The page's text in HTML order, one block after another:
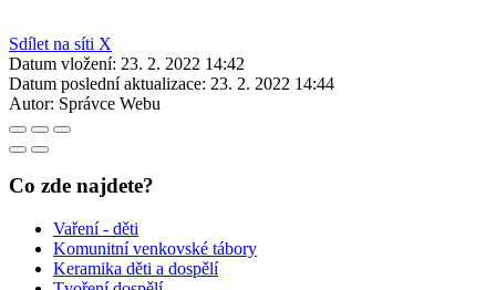
Sdílet na síti X
Datum vložení: 23. 2. 2022 14:42
Datum poslední aktualizace: 23. 2. 2022 14:44
Autor: Správce Webu
Co zde najdete?
Vaření - děti
Komunitní venkovské tábory
Keramika děti a dospělí